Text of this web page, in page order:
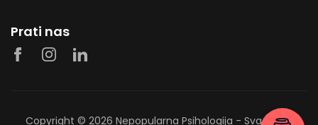
Prati nas
Copyright © 2026 Nepopularna Psihologija - Sva prava